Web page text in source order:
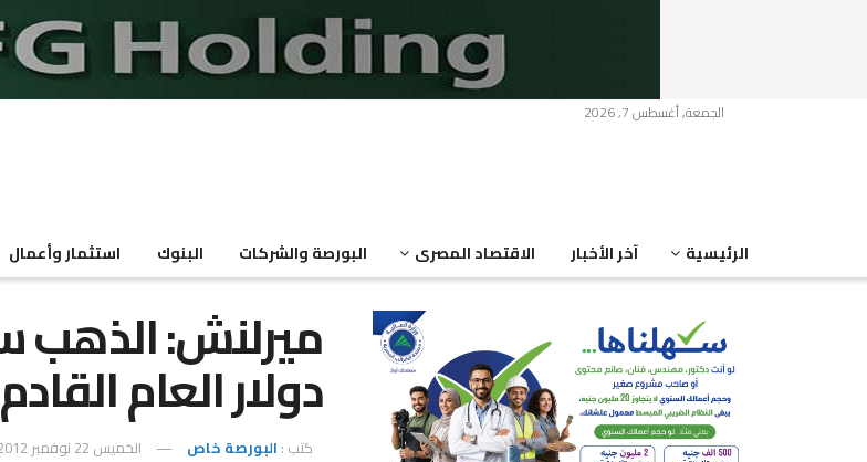
الجمعة, أغسطس 7, 2026
الرئيسية آخر الأخبار الاقتصاد المصرى البورصة والشركات البنوك استثمار وأعمال
دولار العام القادم
كتب : البورصة خاص الخميس 22 نوفمبر 2012